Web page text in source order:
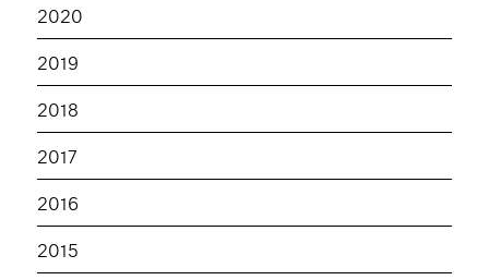
2020
2019
2018
2017
2016
2015